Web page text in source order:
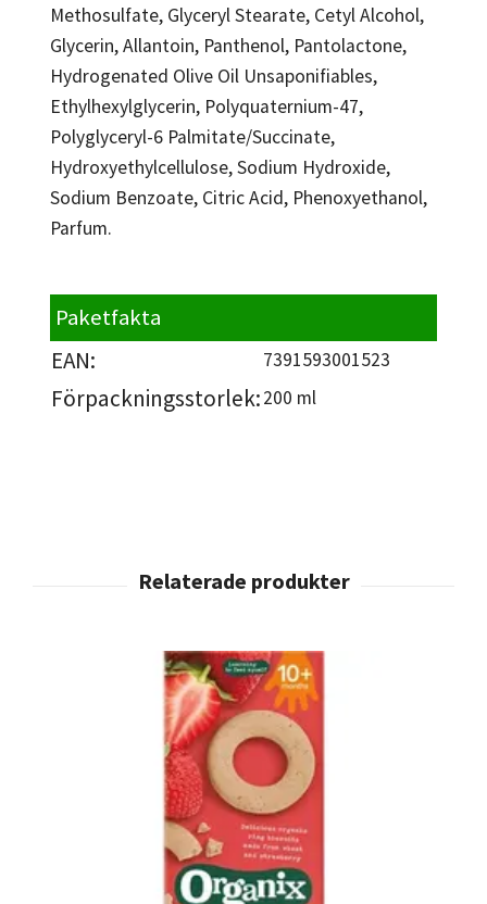
Methosulfate, Glyceryl Stearate, Cetyl Alcohol,
Glycerin, Allantoin, Panthenol, Pantolactone,
Hydrogenated Olive Oil Unsaponifiables,
Ethylhexylglycerin, Polyquaternium-47,
Polyglyceryl-6 Palmitate/Succinate,
Hydroxyethylcellulose, Sodium Hydroxide,
Sodium Benzoate, Citric Acid, Phenoxyethanol,
Parfum.
Paketfakta
EAN: 7391593001523
Förpackningsstorlek:200 ml